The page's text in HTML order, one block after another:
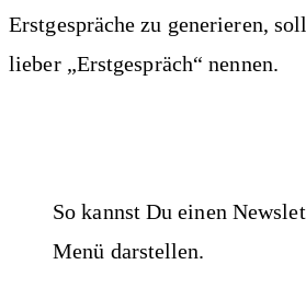
Erstgespräche zu generieren,
lieber „Erstgespräch“ nennen.
So kannst Du einen
Menü darstellen.